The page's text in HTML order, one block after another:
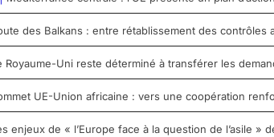
des Balkans : entre rétablissement des contrôles
Royaume-Uni reste déterminé à transférer les
UE-Union africaine : vers une coopération
enjeux de « l’Europe face à la question de l’asile »